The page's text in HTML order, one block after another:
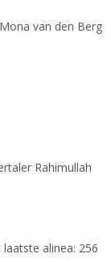
van den Berg
Rahimullah
alinea: 256